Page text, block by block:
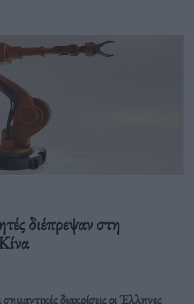
διέπρεψαν στη
διακρίσεις οι Έλληνες